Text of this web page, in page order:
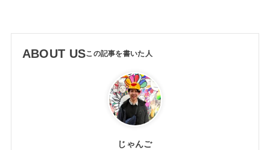
ABOUT US
じゃんご